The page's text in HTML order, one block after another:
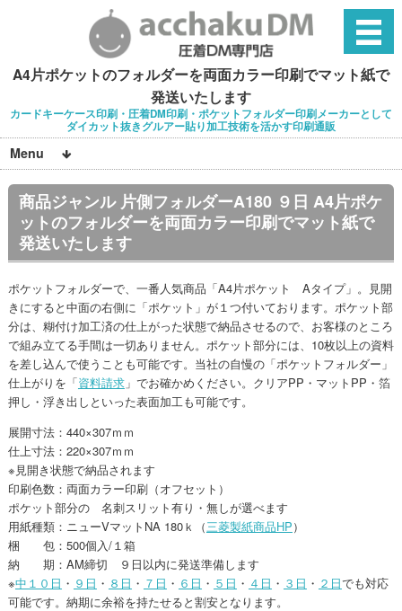
A4片ポケットのフォルダーを両面カラー印刷でマット紙で
発送いたします
カードキーケース印刷・圧着DM印刷・ポケットフォルダー印刷メーカーとして
ダイカット抜きグルアー貼り加工技術を活かす印刷通販
Menu
商品ジャンル 片側フォルダーA180 ９日 A4片ポケ
ットのフォルダーを両面カラー印刷でマット紙で
発送いたします
ポケットフォルダーで、一番人気商品「A4片ポケット Aタイプ」。見開
きにすると中面の右側に「ポケット」が１つ付いております。ポケット部
分は、糊付け加工済の仕上がった状態で納品させるので、お客様のところ
で組み立てる手間は一切ありません。ポケット部分には、10枚以上の資料
を差し込んで使うことも可能です。当社の自慢の「ポケットフォルダー」
仕上がりを「資料請求」でお確かめください。クリアPP・マットPP・箔
押し・浮き出しといった表面加工も可能です。
展開寸法：440×307ｍｍ
仕上寸法：220×307ｍｍ
※見開き状態で納品されます
印刷色数：両面カラー印刷（オフセット）
ポケット部分の 名刺スリット有り・無しが選べます
用紙種類：ニューVマットNA 180ｋ（三菱製紙商品HP）
梱 包：500個入/１箱
納 期：AM締切 ９日以内に発送準備します
※中１０日 ・ ９日 ・ ８日 ・ ７日 ・ ６日 ・ ５日 ・ ４日 ・ ３日 ・ ２日でも対応
可能です。納期に余裕を持たせると割安となります。